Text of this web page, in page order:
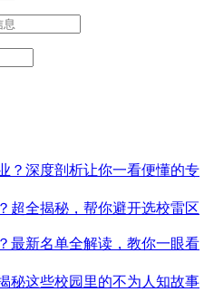
？深度剖析让你一看便懂的专
超全揭秘，帮你避开选校雷区
最新名单全解读，教你一眼看
秘这些校园里的不为人知故事